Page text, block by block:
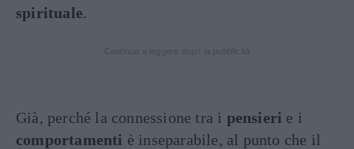
spirituale.
Già, perché la connessione tra i pensieri e i
comportamenti è inseparabile, al punto che il